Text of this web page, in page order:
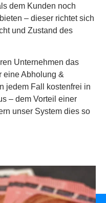
dem Kunden noch
– dieser richtet sich
und Zustand des
Unternehmen das
eine Abholung &
jedem Fall kostenfrei in
– dem Vorteil einer
unser System dies so